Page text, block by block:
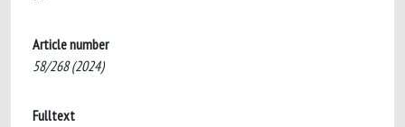
Article number
58/268 (2024)
Fulltext